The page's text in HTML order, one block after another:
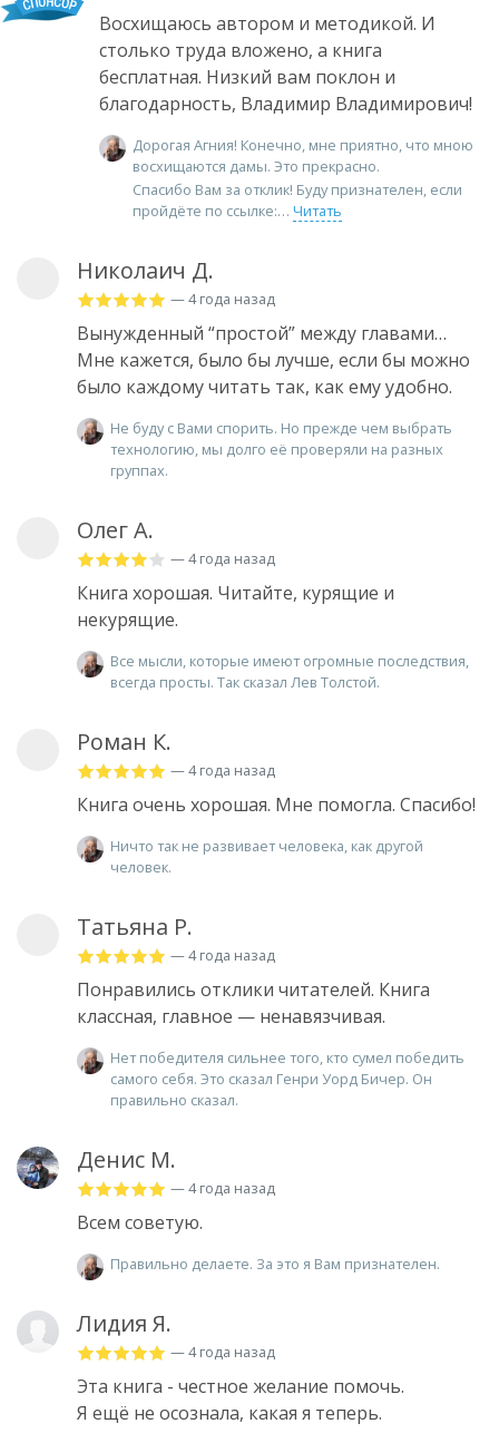
Восхищаюсь автором и методикой. И
столько труда вложено, а книга
бесплатная. Низкий вам поклон и
благодарность, Владимир Владимирович!
Дорогая Агния! Конечно, мне приятно, что мною
восхищаются дамы. Это прекрасно.
Спасибо Вам за отклик! Буду признателен, если
пройдёте по ссылке:
Читать
Николаич Д.
— 4 года назад
Вынужденный “простой” между главами…
Мне кажется, было бы лучше, если бы можно
было каждому читать так, как ему удобно.
Не буду с Вами спорить. Но прежде чем выбрать
технологию, мы долго её проверяли на разных
группах.
Олег А.
— 4 года назад
Книга хорошая. Читайте, курящие и
некурящие.
Все мысли, которые имеют огромные последствия,
всегда просты. Так сказал Лев Толстой.
Роман К.
— 4 года назад
Книга очень хорошая. Мне помогла. Спасибо!
Ничто так не развивает человека, как другой
человек.
Татьяна Р.
— 4 года назад
Понравились отклики читателей. Книга
классная, главное — ненавязчивая.
Нет победителя сильнее того, кто сумел победить
самого себя. Это сказал Генри Уорд Бичер. Он
правильно сказал.
Денис М.
— 4 года назад
Всем советую.
Правильно делаете. За это я Вам признателен.
Лидия Я.
— 4 года назад
Эта книга - честное желание помочь.
Я ещё не осознала, какая я теперь.